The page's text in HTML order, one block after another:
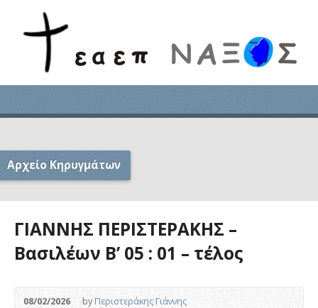
Αρχείο Κηρυγμάτων
ΓΙΑΝΝΗΣ ΠΕΡΙΣΤΕΡΑΚΗΣ –
Βασιλέων Β’ 05 : 01 – τέλος
08/02/2026 byΠεριστεράκης Γιάννης